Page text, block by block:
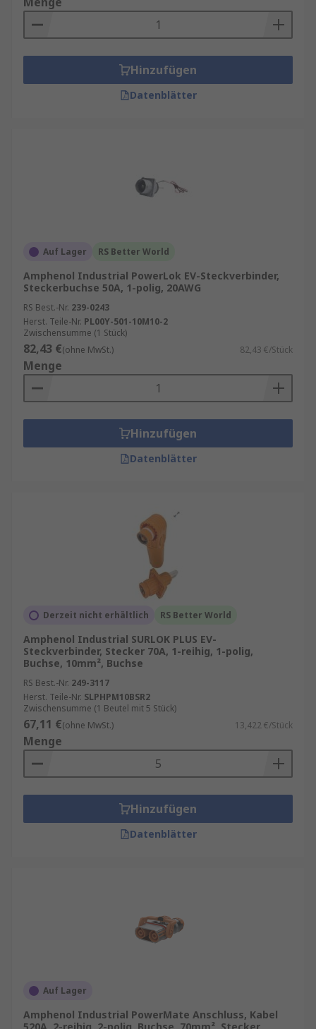
Hinzufügen
Datenblätter
Auf Lager RS Better World
Amphenol Industrial PowerLok EV-Steckverbinder,
Steckerbuchse 50A, 1-polig, 20AWG
RS Best.-Nr. 239-0243
Herst. Teile-Nr. PL00Y-501-10M10-2
Zwischensumme (1 Stück)
82,43 €(ohne MwSt.) 82,43 €/Stück
Menge
Hinzufügen
Datenblätter
Derzeit nicht erhältlich RS Better World
Amphenol Industrial SURLOK PLUS EV-
Steckverbinder, Stecker 70A, 1-reihig, 1-polig,
Buchse, 10mm², Buchse
RS Best.-Nr. 249-3117
Herst. Teile-Nr. SLPHPM10BSR2
Zwischensumme (1 Beutel mit 5 Stück)
67,11 €(ohne MwSt.) 13,422 €/Stück
Menge
Hinzufügen
Datenblätter
Auf Lager
Amphenol Industrial PowerMate Anschluss, Kabel